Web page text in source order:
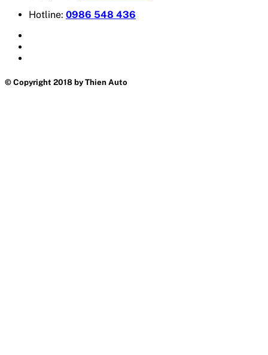
Hotline: 0986 548 436
© Copyright 2018 by Thien Auto